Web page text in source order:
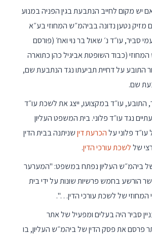
יש מקום לחייב הנתבעת בגין הפניה במנוע
מזיק נטען נדונה בביהמ״ש המחוזי בע״א
11-14 עמי סביר, עו״ד נ׳ שאול בר נוי ואח׳ (פורסם
(כבוד השופטת אביגיל כהן כתוארה
התובע על דחיית תביעתו נגד הנתבעת שם,
שם.
התובע, עו״ד במקצועו, ייצג את לשכת עו״ד
נגד עו״ד פלוני. בית המשפט העליון
פלוני עלהכרעת דיןשניתנה בבית הדין
שללשכת עורכי הדין.
של ביהמ״ש העליון נפתח במשפט: "המערער
אשר הורשע בחמש פרשיות שונות על ידי בית
של לשכת עורכי הדין…".
סביר היה בעלים ומפעיל של אתר
את פסק הדין של ביהמ״ש העליון, בו